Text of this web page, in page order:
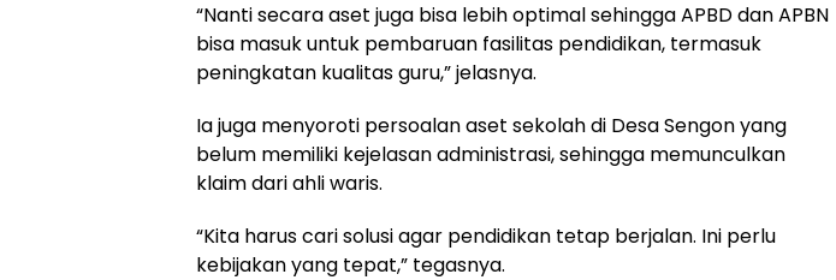
“Nanti secara aset juga bisa lebih optimal sehingga APBD dan APBN
bisa masuk untuk pembaruan fasilitas pendidikan, termasuk
peningkatan kualitas guru,” jelasnya.
Ia juga menyoroti persoalan aset sekolah di Desa Sengon yang
belum memiliki kejelasan administrasi, sehingga memunculkan
klaim dari ahli waris.
“Kita harus cari solusi agar pendidikan tetap berjalan. Ini perlu
kebijakan yang tepat,” tegasnya.